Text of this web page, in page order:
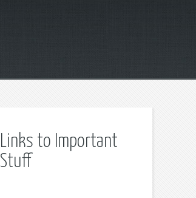
Links to Important
Stuff